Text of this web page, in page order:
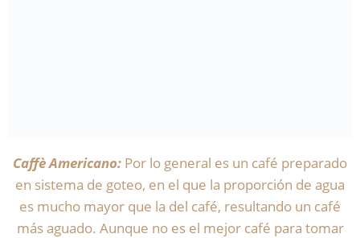
Caffè Americano: Por lo general es un café preparado
en sistema de goteo, en el que la proporción de agua
es mucho mayor que la del café, resultando un café
más aguado. Aunque no es el mejor café para tomar